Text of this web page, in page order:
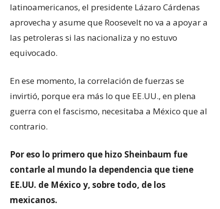
latinoamericanos, el presidente Lázaro Cárdenas
aprovecha y asume que Roosevelt no va a apoyar a
las petroleras si las nacionaliza y no estuvo
equivocado.
En ese momento, la correlación de fuerzas se
invirtió, porque era más lo que EE.UU., en plena
guerra con el fascismo, necesitaba a México que al
contrario.
Por eso lo primero que hizo Sheinbaum fue
contarle al mundo la dependencia que tiene
EE.UU. de México y, sobre todo, de los
mexicanos.